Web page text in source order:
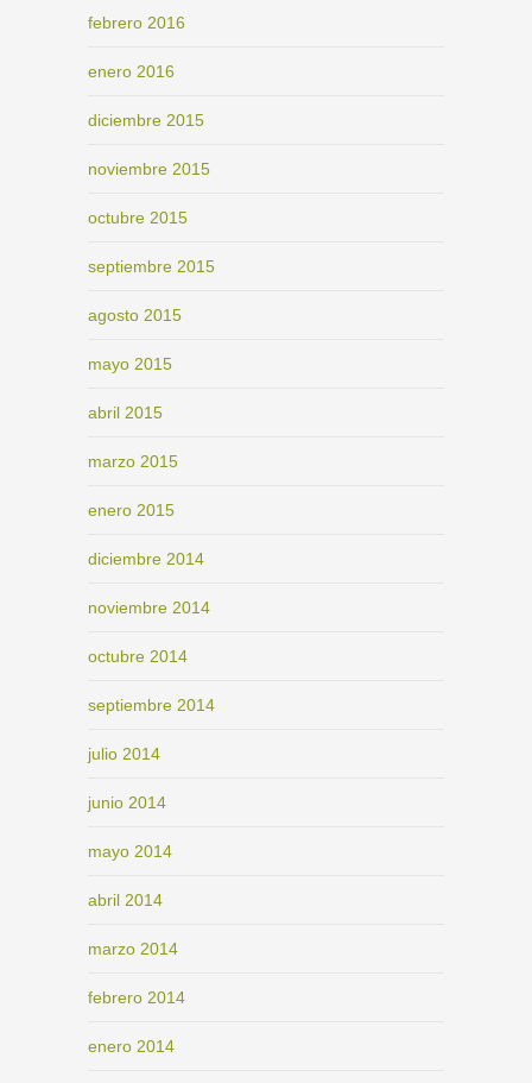
febrero 2016
enero 2016
diciembre 2015
noviembre 2015
octubre 2015
septiembre 2015
agosto 2015
mayo 2015
abril 2015
marzo 2015
enero 2015
diciembre 2014
noviembre 2014
octubre 2014
septiembre 2014
julio 2014
junio 2014
mayo 2014
abril 2014
marzo 2014
febrero 2014
enero 2014